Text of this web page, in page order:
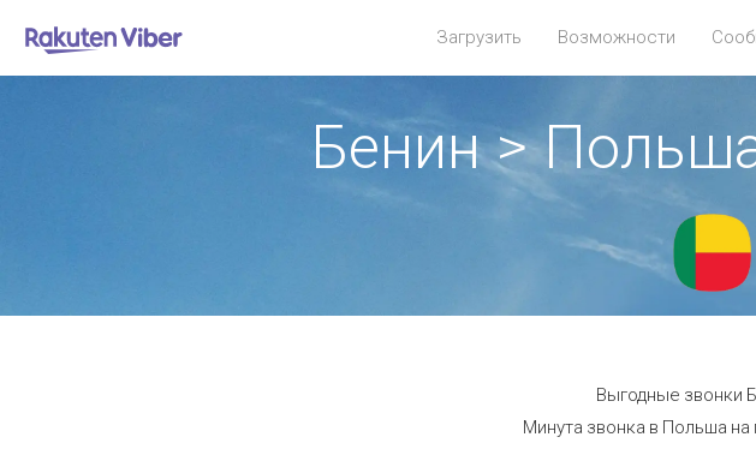
Загрузить Возможности
Бенин >
Выгодные звонки
Минута звонка в Польша